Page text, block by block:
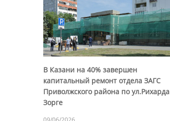
В Казани на 40% завершен
капитальный ремонт отдела ЗАГС
Приволжского района по ул.Рихарда
Зорге